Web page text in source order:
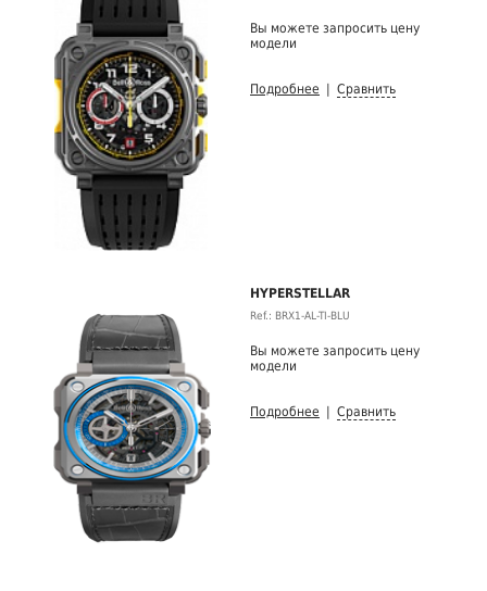
Вы можете запросить цену
модели
Подробнее Сравнить
HYPERSTELLAR
Ref.: BRX1-AL-TI-BLU
Вы можете запросить цену
модели
Подробнее Сравнить